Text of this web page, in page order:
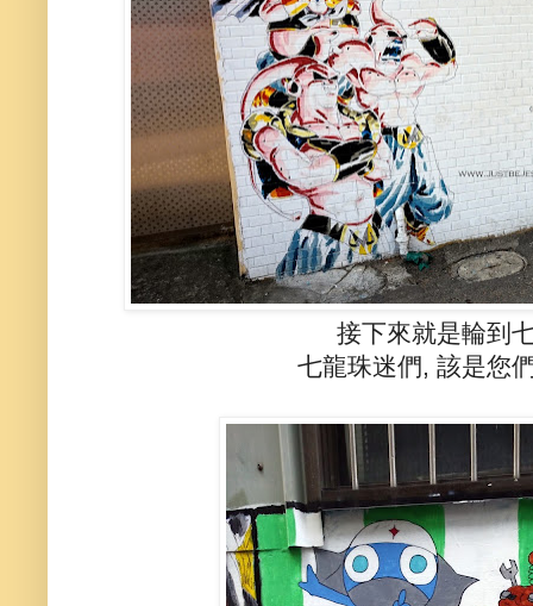
接下來就是輪到
七龍珠迷們, 該是您